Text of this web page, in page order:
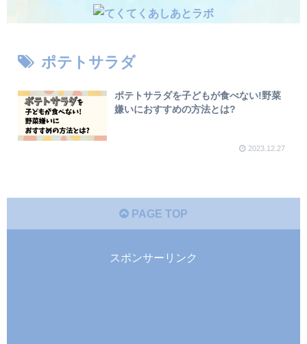
ポテトサラダ
ポテトサラダを子どもが食べない!野菜
嫌いにおすすめの方法とは?
2023.12.27
PAGE TOP
スポンサーリンク